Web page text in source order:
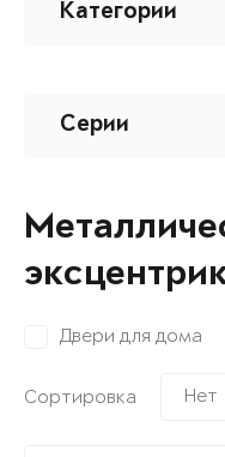
Категории
Серии
Двери для дома
Сортировка Нет